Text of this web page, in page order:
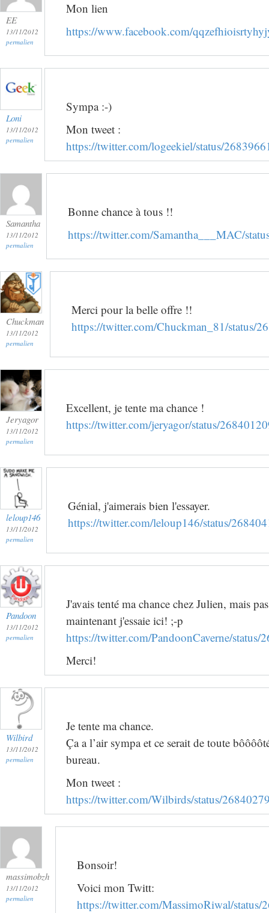
EE
13/11/2012
permalien
Mon lien
https://www.facebook.com/
Loni
13/11/2012
permalien
Sympa :-)
Mon tweet :
https://twitter.com/logeekiel/status/
Samantha
13/11/2012
permalien
Bonne chance à tous !!
https://twitter.com/Samantha___MAC/
Chuckman
13/11/2012
permalien
Merci pour la belle offre !!
https://twitter.com/Chuckman_81/status/
Jeryagor
13/11/2012
permalien
Excellent, je tente ma chance !
https://twitter.com/jeryagor/status/
leloup146
13/11/2012
permalien
Génial, j'aimerais bien l'essayer.
https://twitter.com/leloup146/status/
Pandoon
13/11/2012
permalien
J'avais tenté ma chance chez Julien, mais
maintenant j'essaie ici! ;-p
https://twitter.com/PandoonCaverne/
Merci!
Wilbird
13/11/2012
permalien
Je tente ma chance.
Ça a l’air sympa et ce serait de toute
bureau.
Mon tweet :
https://twitter.com/Wilbirds/status/
massimobzh
13/11/2012
permalien
Bonsoir!
Voici mon Twitt:
https://twitter.com/MassimoRiwal/